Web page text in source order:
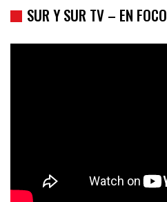
SUR Y SUR TV – EN FOCO